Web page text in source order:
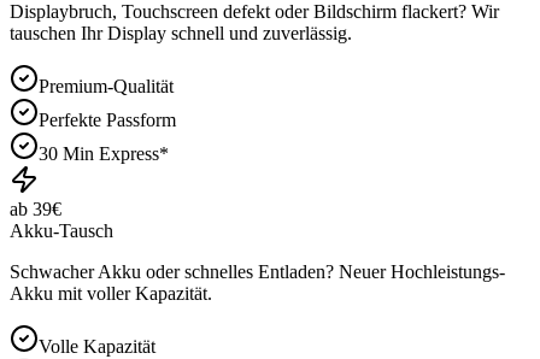
Displaybruch, Touchscreen defekt oder Bildschirm flackert? Wir
tauschen Ihr Display schnell und zuverlässig.
Premium-Qualität
Perfekte Passform
30 Min Express*
ab 39€
Akku-Tausch
Schwacher Akku oder schnelles Entladen? Neuer Hochleistungs-
Akku mit voller Kapazität.
Volle Kapazität